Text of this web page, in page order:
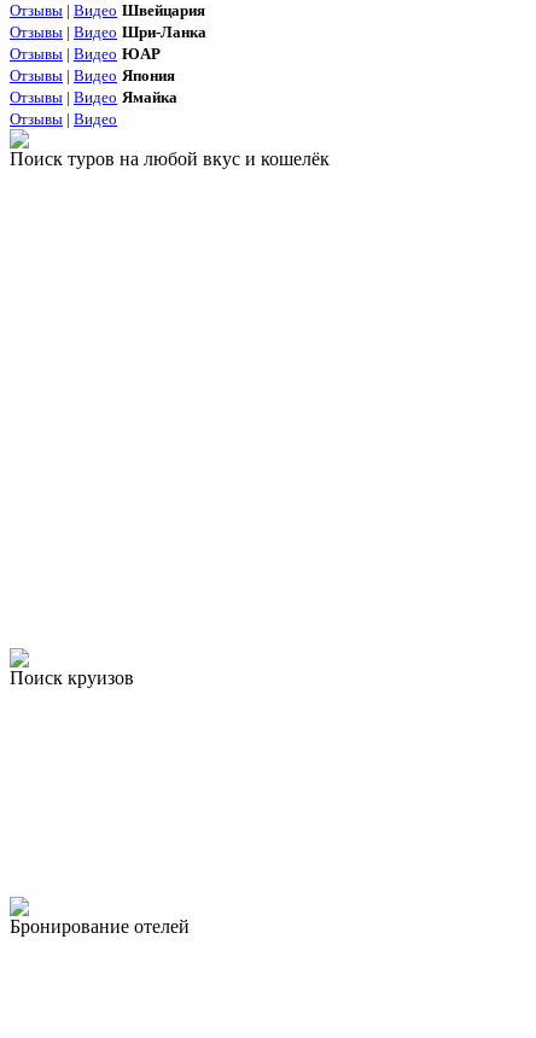
Отзывы | Видео Швейцария
Отзывы | Видео Шри-Ланка
Отзывы | Видео ЮАР
Отзывы | Видео Япония
Отзывы | Видео Ямайка
Отзывы | Видео
Поиск туров на любой вкус и кошелёк
Поиск круизов
Бронирование отелей